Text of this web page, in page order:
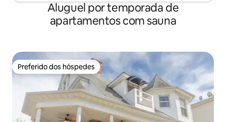
Aluguel por temporada de
apartamentos com sauna
Preferido dos hóspedes
Preferido dos hóspedes